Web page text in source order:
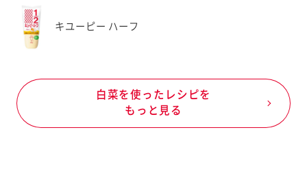
キユーピー ハーフ
白菜を使ったレシピを
もっと見る